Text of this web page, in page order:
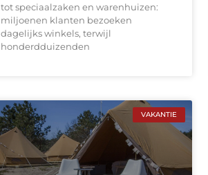
tot speciaalzaken en warenhuizen:
miljoenen klanten bezoeken
dagelijks winkels, terwijl
honderdduizenden
VAKANTIE